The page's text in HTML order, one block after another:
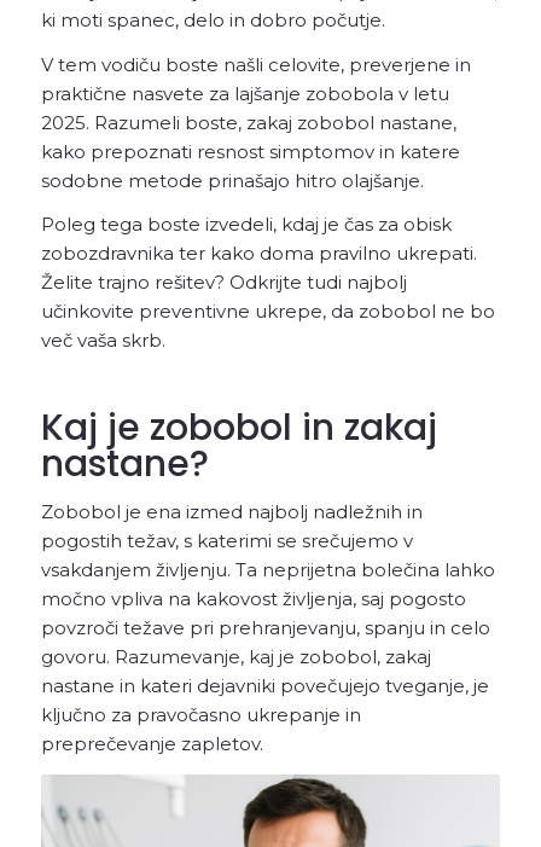
ki moti spanec, delo in dobro počutje.
V tem vodiču boste našli celovite, preverjene in
praktične nasvete za lajšanje zobobola v letu
2025. Razumeli boste, zakaj zobobol nastane,
kako prepoznati resnost simptomov in katere
sodobne metode prinašajo hitro olajšanje.
Poleg tega boste izvedeli, kdaj je čas za obisk
zobozdravnika ter kako doma pravilno ukrepati.
Želite trajno rešitev? Odkrijte tudi najbolj
učinkovite preventivne ukrepe, da zobobol ne bo
več vaša skrb.
Kaj je zobobol in zakaj
nastane?
Zobobol je ena izmed najbolj nadležnih in
pogostih težav, s katerimi se srečujemo v
vsakdanjem življenju. Ta neprijetna bolečina lahko
močno vpliva na kakovost življenja, saj pogosto
povzroči težave pri prehranjevanju, spanju in celo
govoru. Razumevanje, kaj je zobobol, zakaj
nastane in kateri dejavniki povečujejo tveganje, je
ključno za pravočasno ukrepanje in
preprečevanje zapletov.